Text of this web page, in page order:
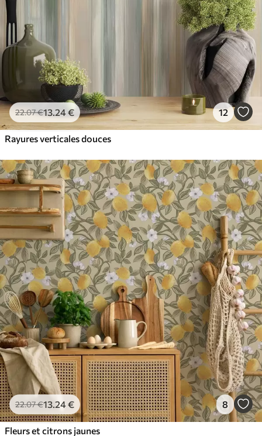
22.07€13.24€ 12
Rayures verticales douces
22.07€13.24€ 8
Fleurs et citrons jaunes